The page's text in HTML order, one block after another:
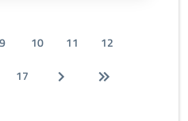
9 10 11
12
17